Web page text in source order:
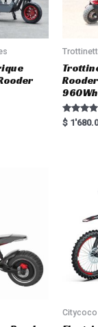
960Wh
Rated
5.00
$
Citycoco